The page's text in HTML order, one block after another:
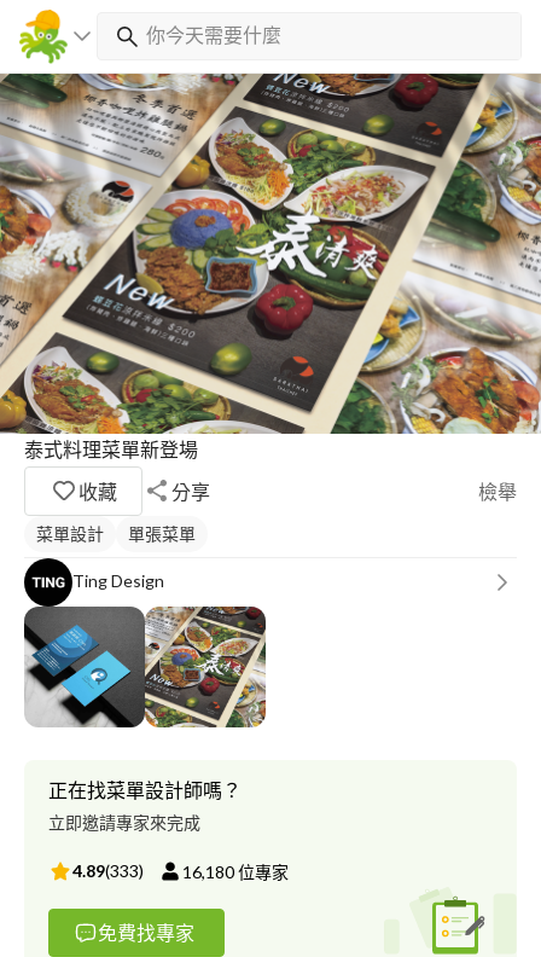
泰式料理菜單新登場
收藏
分享 檢舉
菜單設計 單張菜單
Ting Design
正在找菜單設計師嗎？
立即邀請專家來完成
4.89(333) 16,180位專家
免費找專家